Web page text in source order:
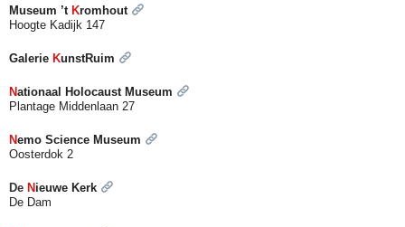
Museum ’t Kromhout
Hoogte Kadijk 147
Galerie KunstRuim
Nationaal Holocaust Museum
Plantage Middenlaan 27
Nemo Science Museum
Oosterdok 2
De N ieuwe Kerk
De Dam